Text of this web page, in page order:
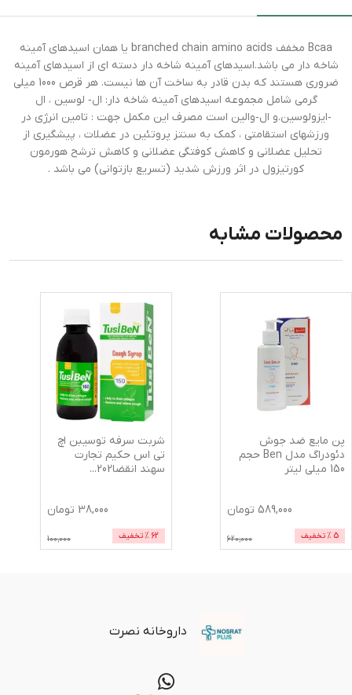
Bcaa مخفف branched chain amino acids یا همان اسیدهای آمینه
شاخه دار می باشد.اسیدهای آمینه شاخه دار دسته ای از اسیدهای آمینه
ضروری هستند که بدن قادر به ساخت آن ها نیست. هر قرص 1000 میلی
گرمی شامل مجموعه اسیدهای آمینه شاخه دار: ال‑ لوسین ، ال
‑ایزولوسین.و ال‑والین است مصرف این مکمل جهت : تامین انرژی در
ورزشهای استقامتی ، کمک به سنتز پروتئین در عضلات ، پیشگیری از
تحلیل عضلانی و کاهش کوفتگی عضلانی و کاهش ترشح هورمون
کورتیزول در اثر ورزش شدید (تسریع بازتوانی) می باشد .
محصولات مشابه
پن مایع ضد جوش
دئودراگ مدل Ben حجم
150 میلی لیتر
589,000 تومان
5 % تخفیف 620,000
شربت سرفه توسیبن اچ
تی اس حکیم تجارت
سهند انقضا202
...
38,000 تومان
62 % تخفیف 100,000
داروخانه نصرت